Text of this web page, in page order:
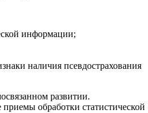
информации;
наличия псевдострахования
развитии.
обработки статистической